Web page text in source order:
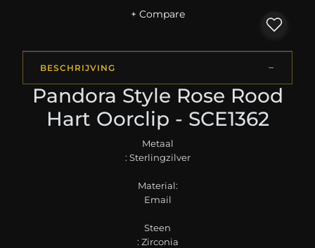
+ Compare
BESCHRIJVING
Pandora Style Rose Rood
Hart Oorclip - SCE1362
Metaal
: Sterlingzilver
Material:
Email
Steen
: Zirconia